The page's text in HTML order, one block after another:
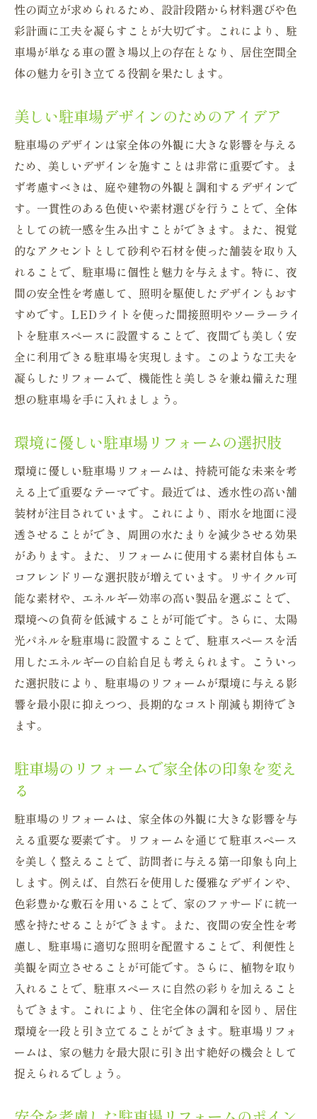
駐車場リフォームが生活に与える驚きの効果
駐車場リフォームがもたらす心理的なメリ
ット
リフォーム後の駐車場で得られる便利さ
駐車場リフォームが家族生活を向上させる
理由
隠れた価値を引き出す駐車場リフォームの
力
駐車場リフォームで得られる経済的な効果
駐車場リフォームが生むプライベート空間
の変化
雨の日も安心駐車場リフォームで解消する問題
雨に強い駐車場リフォームの方法
水はけの良い駐車場を目指すリフォーム計
画
雨の日のストレスを軽減する駐車場リフォ
ーム
季節を問わず快適な駐車場リフォームのア
雨対策に特化した駐車場リフォーム事例
駐車場リフォームで雨の日も心配無用
駐車のストレスを軽減する最新リフォーム術
駐車を楽にする最新のリフォーム技術
駐車場リフォームで駐車スペースを最大限
に利用
駐車場の安全性を高めるリフォームの取り
組み
駐車の効率を上げる最新リフォーム法
駐車場リフォームで得られる快適な駐車体
験
駐車が楽しくなる駐車場リフォームのコツ
戦略
択
駐車場リフォームが不動産価値に与える影
響
高価値を生み出す駐車場リフォームのアイ
ディア
駐車場リフォームで家の市場競争力を高め
る
売却時に差がつく駐車場リフォームの工夫
理想の駐車スペースを実現するリフォームの秘
訣
理想の駐車場を叶えるリフォーム計画の立
て方
性の両立が求められるため、設計段階から材料選びや色
彩計画に工夫を凝らすことが大切です。これにより、駐
車場が単なる車の置き場以上の存在となり、居住空間全
体の魅力を引き立てる役割を果たします。
美しい駐車場デザインのためのアイデア
駐車場のデザインは家全体の外観に大きな影響を与える
ため、美しいデザインを施すことは非常に重要です。ま
ず考慮すべきは、庭や建物の外観と調和するデザインで
す。一貫性のある色使いや素材選びを行うことで、全体
としての統一感を生み出すことができます。また、視覚
的なアクセントとして砂利や石材を使った舗装を取り入
れることで、駐車場に個性と魅力を与えます。特に、夜
間の安全性を考慮して、照明を駆使したデザインもおす
すめです。LEDライトを使った間接照明やソーラーライ
トを駐車スペースに設置することで、夜間でも美しく安
全に利用できる駐車場を実現します。このような工夫を
凝らしたリフォームで、機能性と美しさを兼ね備えた理
想の駐車場を手に入れましょう。
環境に優しい駐車場リフォームの選択肢
環境に優しい駐車場リフォームは、持続可能な未来を考
える上で重要なテーマです。最近では、透水性の高い舗
装材が注目されています。これにより、雨水を地面に浸
透させることができ、周囲の水たまりを減少させる効果
があります。また、リフォームに使用する素材自体もエ
コフレンドリーな選択肢が増えています。リサイクル可
能な素材や、エネルギー効率の高い製品を選ぶことで、
環境への負荷を低減することが可能です。さらに、太陽
光パネルを駐車場に設置することで、駐車スペースを活
用したエネルギーの自給自足も考えられます。こういっ
た選択肢により、駐車場のリフォームが環境に与える影
響を最小限に抑えつつ、長期的なコスト削減も期待でき
ます。
駐車場のリフォームで家全体の印象を変え
る
駐車場のリフォームは、家全体の外観に大きな影響を与
える重要な要素です。リフォームを通じて駐車スペース
を美しく整えることで、訪問者に与える第一印象も向上
します。例えば、自然石を使用した優雅なデザインや、
色彩豊かな敷石を用いることで、家のファサードに統一
感を持たせることができます。また、夜間の安全性を考
慮し、駐車場に適切な照明を配置することで、利便性と
美観を両立させることが可能です。さらに、植物を取り
入れることで、駐車スペースに自然の彩りを加えること
もできます。これにより、住宅全体の調和を図り、居住
環境を一段と引き立てることができます。駐車場リフォ
ームは、家の魅力を最大限に引き出す絶好の機会として
捉えられるでしょう。